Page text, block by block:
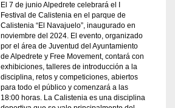
El 7 de junio Alpedrete celebrará el I
Festival de Calistenia en el parque de
Calistenia “El Navajuelo”, inaugurado en
noviembre del 2024. El evento, organizado
por el área de Juventud del Ayuntamiento
de Alpedrete y Free Movement, contará con
exhibiciones, talleres de introducción a la
disciplina, retos y competiciones, abiertos
para todo el público y comenzará a las
18:00 horas. La Calistenia es una disciplina